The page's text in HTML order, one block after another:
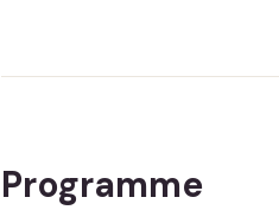
Programme